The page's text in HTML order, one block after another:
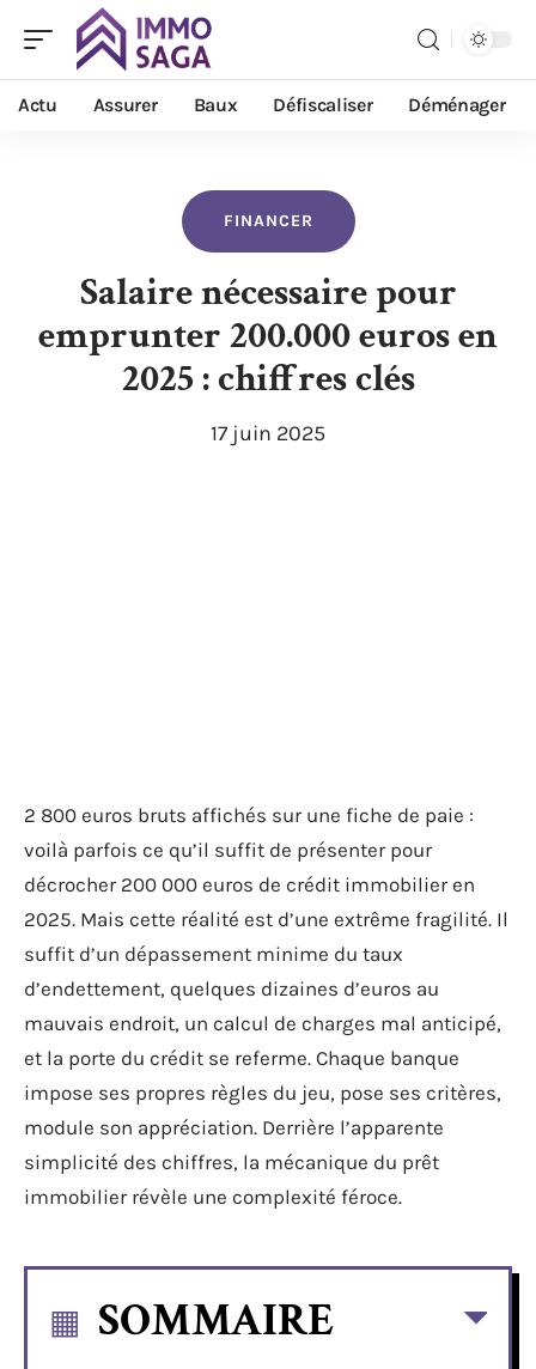
Actu Assurer Baux Défiscaliser Déménager
FINANCER
Salaire nécessaire pour
emprunter 200.000 euros en
2025 : chiffres clés
17 juin 2025
2 800 euros bruts affichés sur une fiche de paie :
voilà parfois ce qu’il suffit de présenter pour
décrocher 200 000 euros de crédit immobilier en
2025. Mais cette réalité est d’une extrême fragilité. Il
suffit d’un dépassement minime du taux
d’endettement, quelques dizaines d’euros au
mauvais endroit, un calcul de charges mal anticipé,
et la porte du crédit se referme. Chaque banque
impose ses propres règles du jeu, pose ses critères,
module son appréciation. Derrière l’apparente
simplicité des chiffres, la mécanique du prêt
immobilier révèle une complexité féroce.
SOMMAIRE